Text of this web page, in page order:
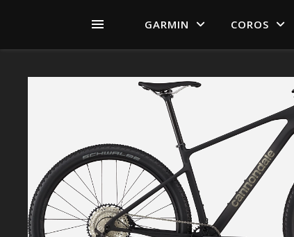
GARMIN COROS